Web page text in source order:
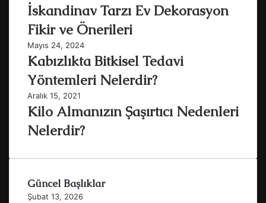
İskandinav Tarzı Ev Dekorasyon
Fikir ve Önerileri
Mayıs 24, 2024
Kabızlıkta Bitkisel Tedavi
Yöntemleri Nelerdir?
Aralık 15, 2021
Kilo Almanızın Şaşırtıcı Nedenleri
Nelerdir?
Güncel Başlıklar
Şubat 13, 2026